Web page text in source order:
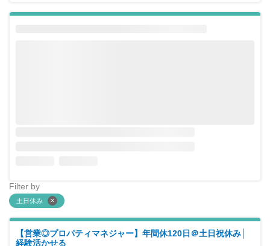
Filter by
土日休み
【営業◎プロパティマネジャー】年間休120日＠土日祝休み│
経験活かせる